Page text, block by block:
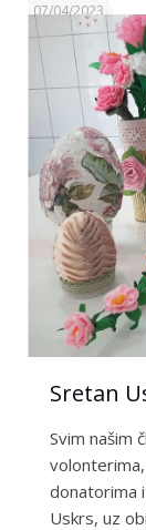
07/04/2023
Sretan
Svim našim
donatorima
Uskrs, uz